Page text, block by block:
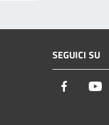
SEGUICI SU
Facebook